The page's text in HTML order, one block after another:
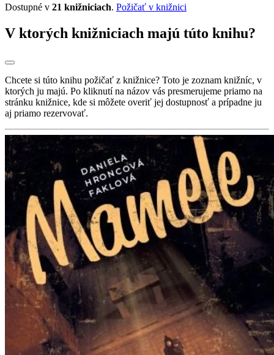
Dostupné v 21 knižniciach. Požičať v knižnici
V ktorých knižniciach majú túto knihu?
Chcete si túto knihu požičať z knižnice? Toto je zoznam knižníc, v
ktorých ju majú. Po kliknutí na názov vás presmerujeme priamo na
stránku knižnice, kde si môžete overiť jej dostupnosť a prípadne ju
aj priamo rezervovať.